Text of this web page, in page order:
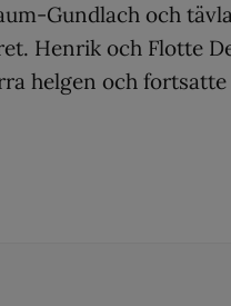
Gundlach och
Henrik och Flotte
helgen och